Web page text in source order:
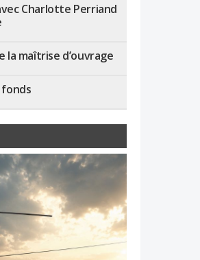
Charlotte Perriand
la maîtrise d’ouvrage
fonds